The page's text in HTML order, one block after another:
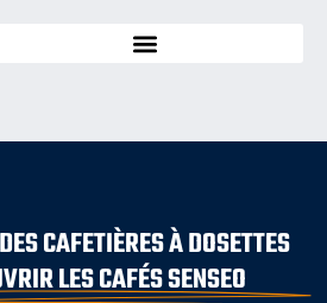
CAFETIÈRES À DOSETTES
LES CAFÉS SENSEO